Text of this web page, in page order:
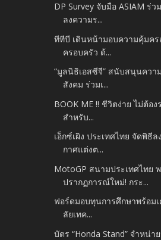
DP Survey จับมือ ASIAM ร่
ลงความร...
ทีทีบี เดินหน้ามอบความคุ้มคร
ครอบครัว ด้...
“มูลนิธิเอสซีจี” สนับสนุนควา
สังคม ร่วมเ...
BOOK ME !! ชีวิตง่าย ไม่ต้อง
สำหรับ...
เอ็กซ์เผิง ประเทศไทย จัดพิ
กาศแต่งต...
MotoGP สนามประเทศไทย
ปรากฏการณ์ใหม่! กระ...
ฟอร์ดมอบทุนการศึกษาพร้อม
ลัยเทค...
บัตร “Honda Stand” จำหน่